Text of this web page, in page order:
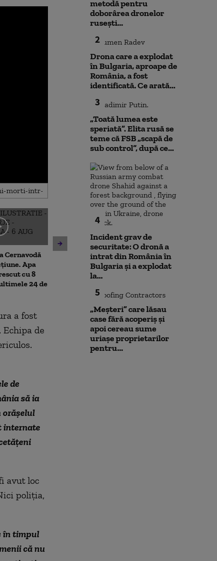
Cernavodă
Apa
cu 8
24 de
Ambulanţă atacată cu
topoarele într-o comună din
Cluj, după ce într-un clip pe
TikTok s-a afirmat că „fură
copii”. Șoferul a fost rănit
informații din
arată ierarhia
mai buni
a fost
de
de
să ia
orăşelul
internate
avut loc
poliţia,
în timpul
că nu
metodă pentru
doborârea dronelor
rusești...
2
Drona care a explodat
în Bulgaria, aproape de
România, a fost
identificată. Ce arată...
3
„Toată lumea este
speriată”. Elita rusă se
teme că FSB „scapă de
sub control”, după ce...
4
Incident grav de
securitate: O dronă a
intrat din România în
Bulgaria şi a explodat
la...
5
„Meșteri” care lăsau
case fără acoperiș și
apoi cereau sume
uriașe proprietarilor
pentru...